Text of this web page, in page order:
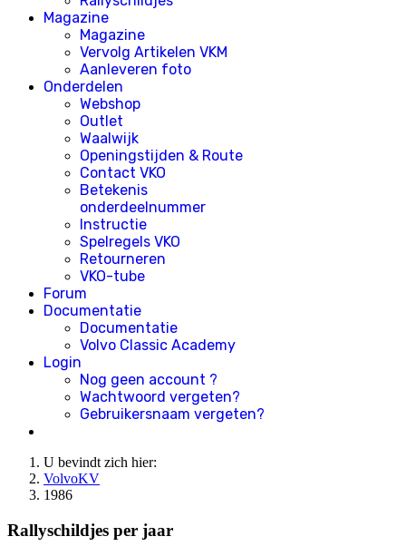
Magazine
Magazine
Vervolg Artikelen VKM
Aanleveren foto
Onderdelen
Webshop
Outlet
Waalwijk
Openingstijden & Route
Contact VKO
Betekenis
onderdeelnummer
Instructie
Spelregels VKO
Retourneren
VKO-tube
Forum
Documentatie
Documentatie
Volvo Classic Academy
Login
Nog geen account ?
Wachtwoord vergeten?
Gebruikersnaam vergeten?
U bevindt zich hier:
VolvoKV
1986
Rallyschildjes per jaar